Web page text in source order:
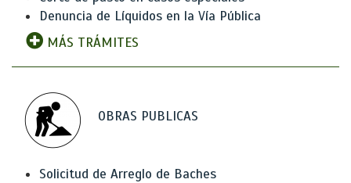
Denuncia de Líquidos en la Vía Pública
MÁS TRÁMITES
OBRAS PUBLICAS
Solicitud de Arreglo de Baches